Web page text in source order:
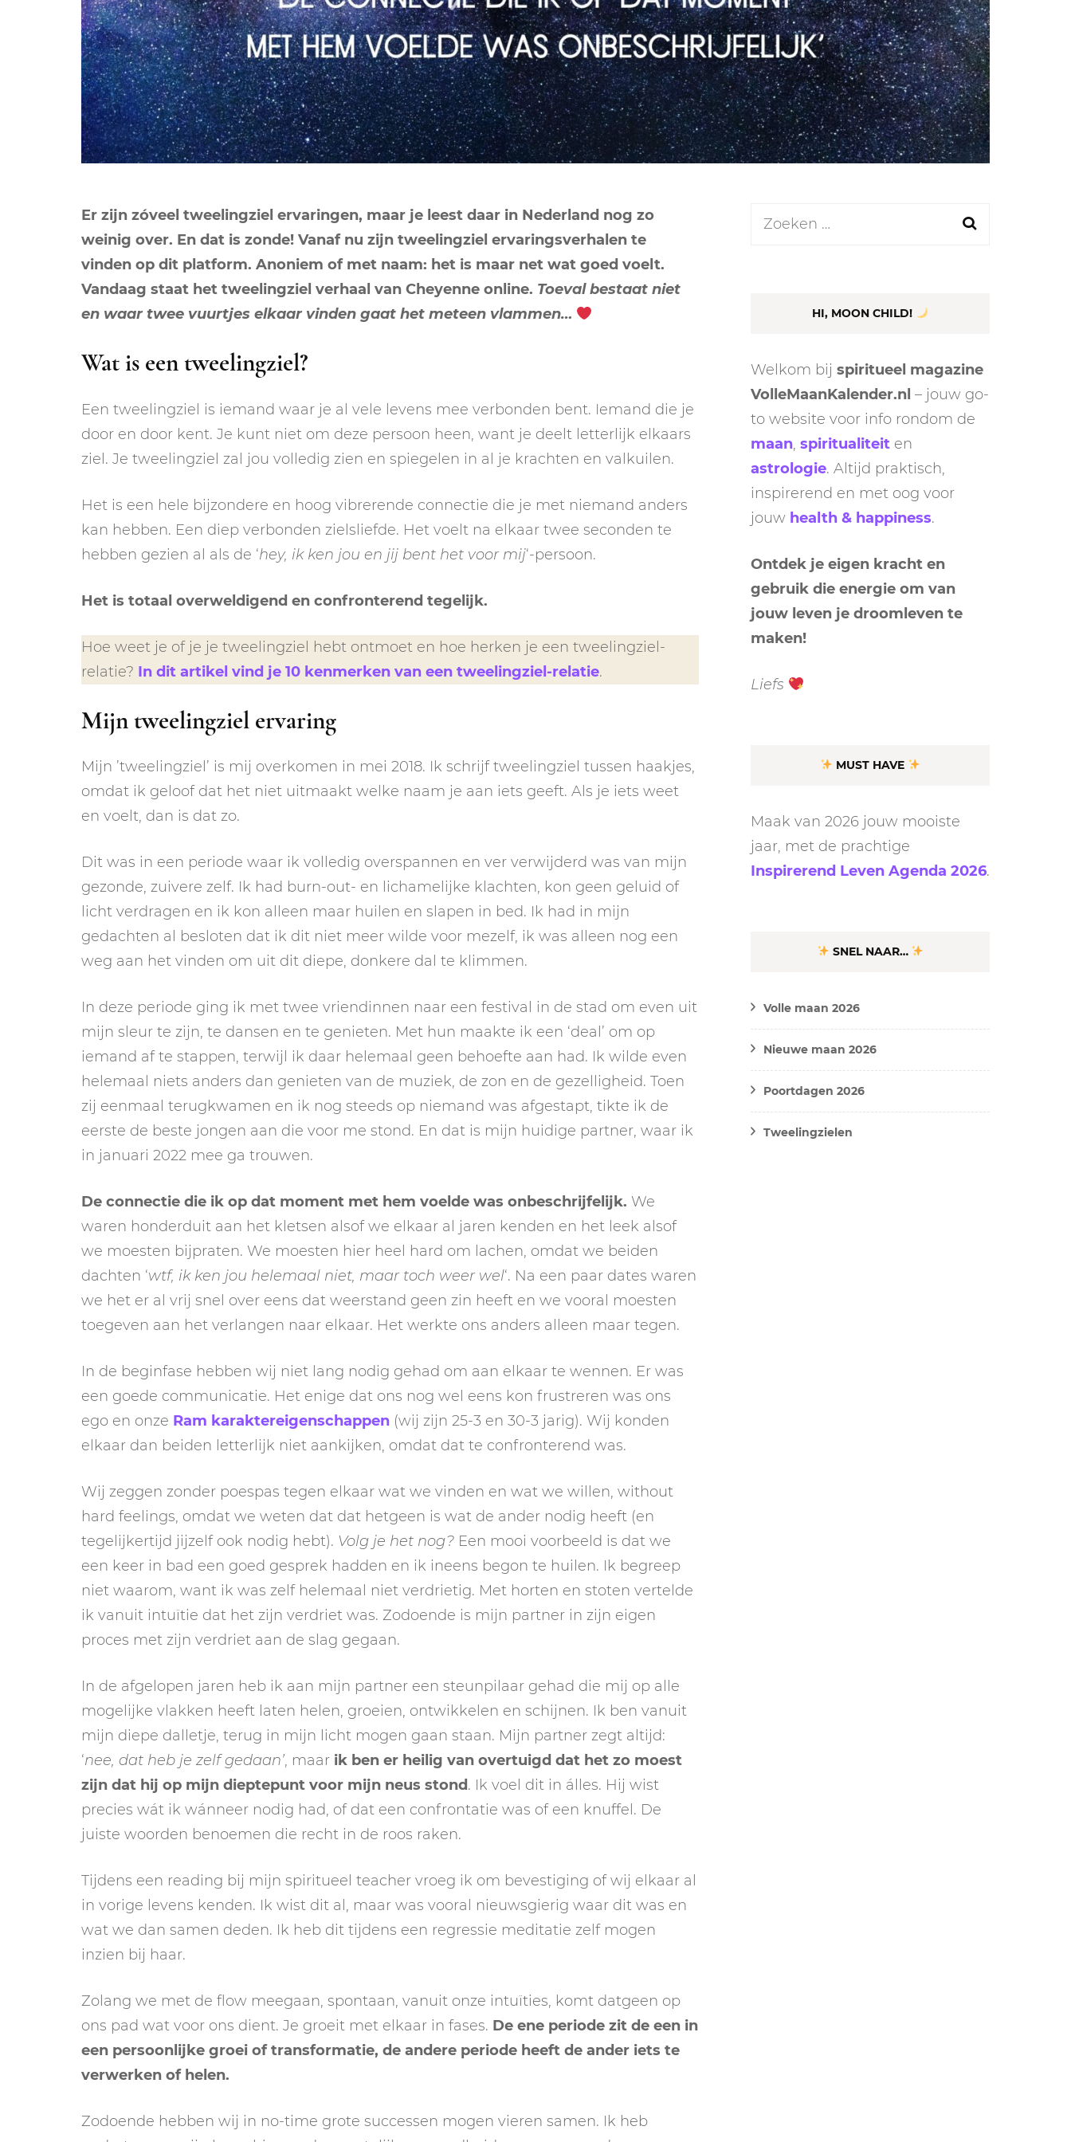
NEGENDE HUIS
TIENDE HUIS
ELFDE HUIS
TWAALFDE HUIS
NEPTUNUS
PLUTO
CHIRON
MAAN
ORAKEL
RITUELEN
NIEUWE MAAN
RITUELEN
VOLLE MAAN RITUELEN
RETROGRADE RITUEEL
SPIRIT ANIMALS
TAROT
TAROT TECHNIEKEN
Er zijn zóveel tweelingziel ervaringen, maar je leest daar in Nederland nog zo
weinig over. En dat is zonde! Vanaf nu zijn tweelingziel ervaringsverhalen te
vinden op dit platform. Anoniem of met naam: het is maar net wat goed voelt.
Vandaag staat het tweelingziel verhaal van Cheyenne online. Toeval bestaat niet
en waar twee vuurtjes elkaar vinden gaat het meteen vlammen…
Wat is een tweelingziel?
Een tweelingziel is iemand waar je al vele levens mee verbonden bent. Iemand die je
door en door kent. Je kunt niet om deze persoon heen, want je deelt letterlijk elkaars
ziel. Je tweelingziel zal jou volledig zien en spiegelen in al je krachten en valkuilen.
Het is een hele bijzondere en hoog vibrerende connectie die je met niemand anders
kan hebben. Een diep verbonden zielsliefde. Het voelt na elkaar twee seconden te
hebben gezien al als de ‘hey, ik ken jou en jij bent het voor mij‘-persoon.
Het is totaal overweldigend en confronterend tegelijk.
Hoe weet je of je je tweelingziel hebt ontmoet en hoe herken je een tweelingziel-
relatie? In dit artikel vind je 10 kenmerken van een tweelingziel-relatie.
Mijn tweelingziel ervaring
Mijn ’tweelingziel’ is mij overkomen in mei 2018. Ik schrijf tweelingziel tussen haakjes,
omdat ik geloof dat het niet uitmaakt welke naam je aan iets geeft. Als je iets weet
en voelt, dan is dat zo.
Dit was in een periode waar ik volledig overspannen en ver verwijderd was van mijn
gezonde, zuivere zelf. Ik had burn-out- en lichamelijke klachten, kon geen geluid of
licht verdragen en ik kon alleen maar huilen en slapen in bed. Ik had in mijn
gedachten al besloten dat ik dit niet meer wilde voor mezelf, ik was alleen nog een
weg aan het vinden om uit dit diepe, donkere dal te klimmen.
In deze periode ging ik met twee vriendinnen naar een festival in de stad om even uit
mijn sleur te zijn, te dansen en te genieten. Met hun maakte ik een ‘deal’ om op
iemand af te stappen, terwijl ik daar helemaal geen behoefte aan had. Ik wilde even
helemaal niets anders dan genieten van de muziek, de zon en de gezelligheid. Toen
zij eenmaal terugkwamen en ik nog steeds op niemand was afgestapt, tikte ik de
eerste de beste jongen aan die voor me stond. En dat is mijn huidige partner, waar ik
in januari 2022 mee ga trouwen.
De connectie die ik op dat moment met hem voelde was onbeschrijfelijk. We
waren honderduit aan het kletsen alsof we elkaar al jaren kenden en het leek alsof
we moesten bijpraten. We moesten hier heel hard om lachen, omdat we beiden
dachten ‘wtf, ik ken jou helemaal niet, maar toch weer wel‘. Na een paar dates waren
we het er al vrij snel over eens dat weerstand geen zin heeft en we vooral moesten
toegeven aan het verlangen naar elkaar. Het werkte ons anders alleen maar tegen.
In de beginfase hebben wij niet lang nodig gehad om aan elkaar te wennen. Er was
een goede communicatie. Het enige dat ons nog wel eens kon frustreren was ons
ego en onze Ram karaktereigenschappen (wij zijn 25-3 en 30-3 jarig). Wij konden
elkaar dan beiden letterlijk niet aankijken, omdat dat te confronterend was.
Wij zeggen zonder poespas tegen elkaar wat we vinden en wat we willen, without
hard feelings, omdat we weten dat dat hetgeen is wat de ander nodig heeft (en
tegelijkertijd jijzelf ook nodig hebt). Volg je het nog? Een mooi voorbeeld is dat we
een keer in bad een goed gesprek hadden en ik ineens begon te huilen. Ik begreep
niet waarom, want ik was zelf helemaal niet verdrietig. Met horten en stoten vertelde
ik vanuit intuïtie dat het zijn verdriet was. Zodoende is mijn partner in zijn eigen
proces met zijn verdriet aan de slag gegaan.
In de afgelopen jaren heb ik aan mijn partner een steunpilaar gehad die mij op alle
mogelijke vlakken heeft laten helen, groeien, ontwikkelen en schijnen. Ik ben vanuit
mijn diepe dalletje, terug in mijn licht mogen gaan staan. Mijn partner zegt altijd:
‘nee, dat heb je zelf gedaan’, maar ik ben er heilig van overtuigd dat het zo moest
zijn dat hij op mijn dieptepunt voor mijn neus stond. Ik voel dit in álles. Hij wist
precies wát ik wánneer nodig had, of dat een confrontatie was of een knuffel. De
juiste woorden benoemen die recht in de roos raken.
Tijdens een reading bij mijn spiritueel teacher vroeg ik om bevestiging of wij elkaar al
in vorige levens kenden. Ik wist dit al, maar was vooral nieuwsgierig waar dit was en
wat we dan samen deden. Ik heb dit tijdens een regressie meditatie zelf mogen
inzien bij haar.
Zolang we met de flow meegaan, spontaan, vanuit onze intuïties, komt datgeen op
ons pad wat voor ons dient. Je groeit met elkaar in fases. De ene periode zit de een in
een persoonlijke groei of transformatie, de andere periode heeft de ander iets te
verwerken of helen.
Zodoende hebben wij in no-time grote successen mogen vieren samen. Ik heb
Zoeken
HI, MOON CHILD!
Welkom bij spiritueel magazine
VolleMaanKalender.nl – jouw go-
to website voor info rondom de
maan, spiritualiteit en
astrologie. Altijd praktisch,
inspirerend en met oog voor
jouw health & happiness.
Ontdek je eigen kracht en
gebruik die energie om van
jouw leven je droomleven te
maken!
Liefs
MUST HAVE
Maak van 2026 jouw mooiste
jaar, met de prachtige
Inspirerend Leven Agenda 2026.
SNEL NAAR…
Volle maan 2026
Nieuwe maan 2026
Poortdagen 2026
Tweelingzielen